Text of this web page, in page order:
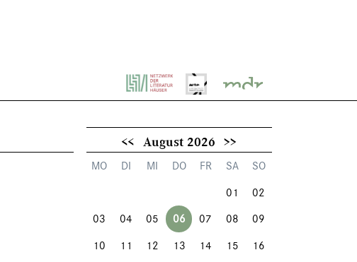
<< August 2026 >>
MO DI MI DO FR SA
SO
01
02
03
04 05 06 07 08
09
10
11 12 13 14 15
16